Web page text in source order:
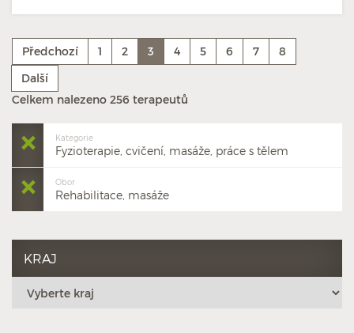
Předchozí 1 2 3 4 5 6 7
8
Další
Celkem nalezeno 256 terapeutů
Kategorie
Fyzioterapie, cvičení, masáže, práce s tělem
Obor
Rehabilitace, masáže
KRAJ